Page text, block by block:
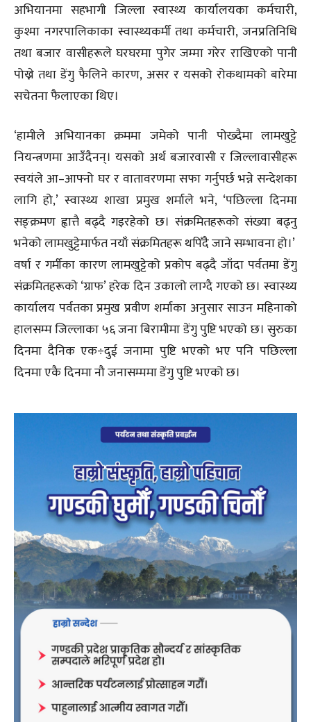
अभियानमा सहभागी जिल्ला स्वास्थ्य कार्यालयका कर्मचारी,
कुश्मा नगरपालिकाका स्वास्थ्यकर्मी तथा कर्मचारी, जनप्रतिनिधि
तथा बजार वासीहरूले घरघरमा पुगेर जम्मा गरेर राखिएको पानी
पोख्ने तथा डेंगु फैलिने कारण, असर र यसको रोकथामको बारेमा
सचेतना फैलाएका थिए।
‘हामीले अभियानका क्रममा जमेको पानी पोख्दैमा लामखुट्टे
नियन्त्रणमा आउँदैनन्। यसको अर्थ बजारवासी र जिल्लावासीहरू
स्वयंले आ–आफ्नो घर र वातावरणमा सफा गर्नुपर्छ भन्ने सन्देशका
लागि हो,’ स्वास्थ्य शाखा प्रमुख शर्माले भने, ‘पछिल्ला दिनमा
सङ्क्रमण ह्वात्तै बढ्दै गइरहेको छ। संक्रमितहरूको संख्या बढ्नु
भनेको लामखुट्टेमार्फत नयाँ संक्रमितहरू थपिँदै जाने सम्भावना हो।’
वर्षा र गर्मीका कारण लामखुट्टेको प्रकोप बढ्दै जाँदा पर्वतमा डेंगु
संक्रमितहरूको ‘ग्राफ’ हरेक दिन उकालो लाग्दै गएको छ। स्वास्थ्य
कार्यालय पर्वतका प्रमुख प्रवीण शर्माका अनुसार साउन महिनाको
हालसम्म जिल्लाका ५६ जना बिरामीमा डेंगु पुष्टि भएको छ। सुरुका
दिनमा दैनिक एक÷दुई जनामा पुष्टि भएको भए पनि पछिल्ला
दिनमा एकै दिनमा नौ जनासम्ममा डेंगु पुष्टि भएको छ।